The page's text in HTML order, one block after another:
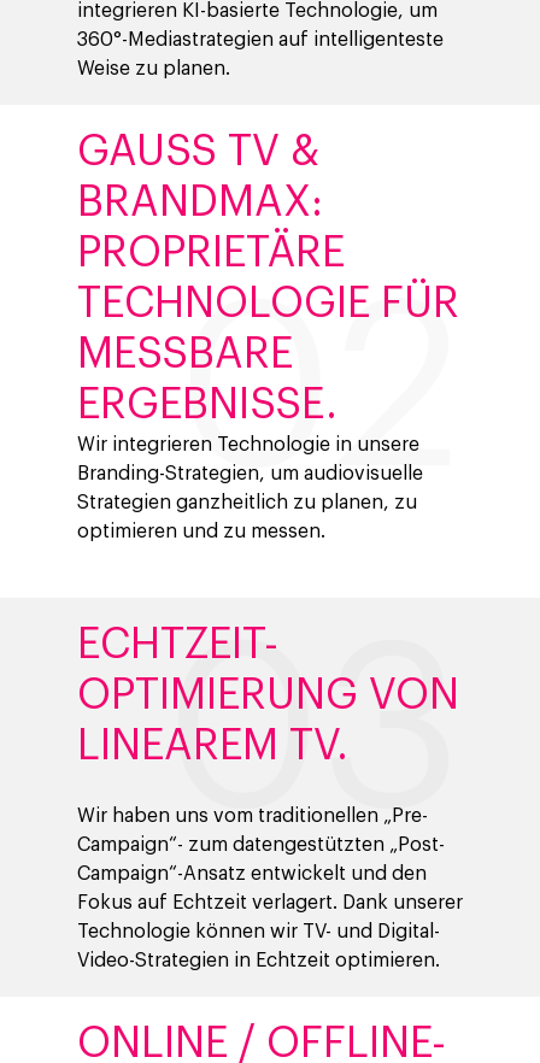
integrieren KI-basierte Technologie, um
360°-Mediastrategien auf intelligenteste
Weise zu planen.
Wir integrieren Technologie in unsere
Branding-Strategien, um audiovisuelle
Strategien ganzheitlich zu planen, zu
optimieren und zu messen.
GAUSS TV &
BRANDMAX:
PROPRIETÄRE
TECHNOLOGIE FÜR
MESSBARE
ERGEBNISSE.
ECHTZEIT-
OPTIMIERUNG VON
LINEAREM TV.
Wir haben uns vom traditionellen „Pre-
Campaign“- zum datengestützten „Post-
Campaign“-Ansatz entwickelt und den
Fokus auf Echtzeit verlagert. Dank unserer
Technologie können wir TV- und Digital-
Video-Strategien in Echtzeit optimieren.
ONLINE / OFFLINE-